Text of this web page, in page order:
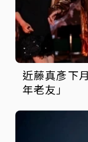
近藤真彥下
年老友」